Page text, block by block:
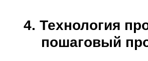
4. Технология
пошаговый